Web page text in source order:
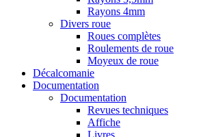
Rayons 4mm
Divers roue
Roues complètes
Roulements de roue
Moyeux de roue
Décalcomanie
Documentation
Documentation
Revues techniques
Affiche